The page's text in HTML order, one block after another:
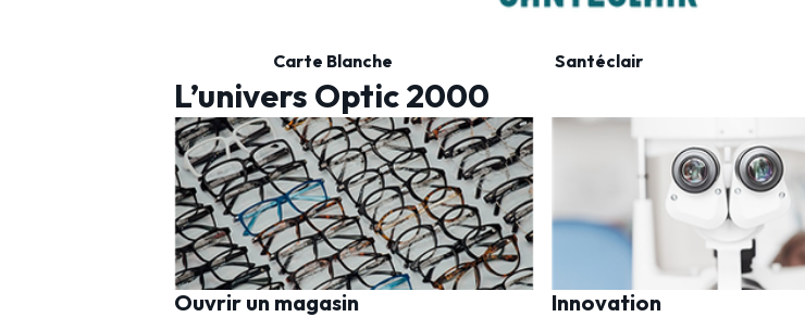
Carte Blanche Santéclair
L’univers Optic 2000
Ouvrir un magasin Innovation